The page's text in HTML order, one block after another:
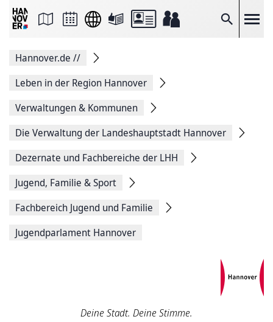
Suche
Seite
Facebook
teilen
Seitenlink
Seite
Hannover.de //
Leben in der Region Hannover
Verwaltungen & Kommunen
Die Verwaltung der Landeshauptstadt Hannover
Dezernate und Fachbereiche der LHH
Jugend, Familie & Sport
Fachbereich Jugend und Familie
Jugendparlament Hannover
Deine Stadt. Deine Stimme.